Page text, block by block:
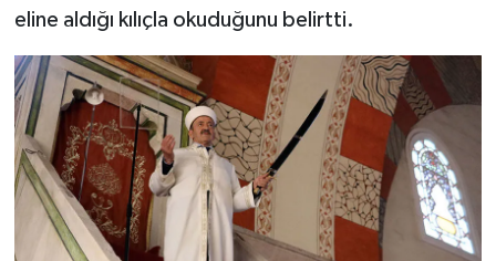
eline aldığı kılıçla okuduğunu belirtti.
Diyarbakır Müftülüğü
Düzce Müftülüğü
Edirne Müftülüğü
İhtida Haberleri
YAŞAM